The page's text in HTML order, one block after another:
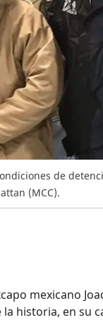
de
(MCC).
mexicano
historia, en su